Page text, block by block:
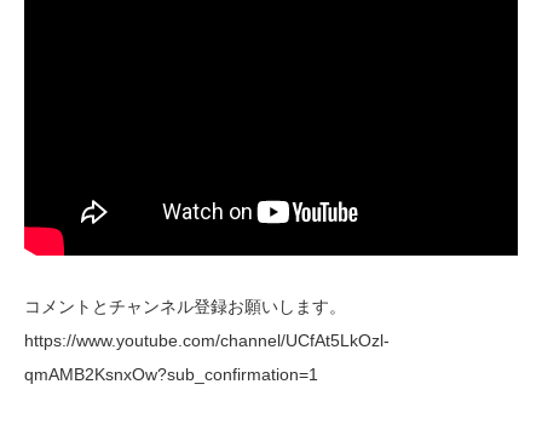
コメントとチャンネル登録お願いします。
https://www.youtube.com/channel/UCfAt5LkOzl-
qmAMB2KsnxOw?sub_confirmation=1